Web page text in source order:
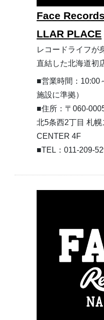
Face
LLAR PLACE
レコードライフが
直結した北海道初
■営業時間：10:00
施設に準拠）
■住所：〒060-
北5条西2丁目 札
CENTER 4F
■TEL：011-209-